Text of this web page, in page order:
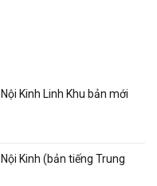
Kinh Linh Khu bản mới
Kinh (bản tiếng Trung